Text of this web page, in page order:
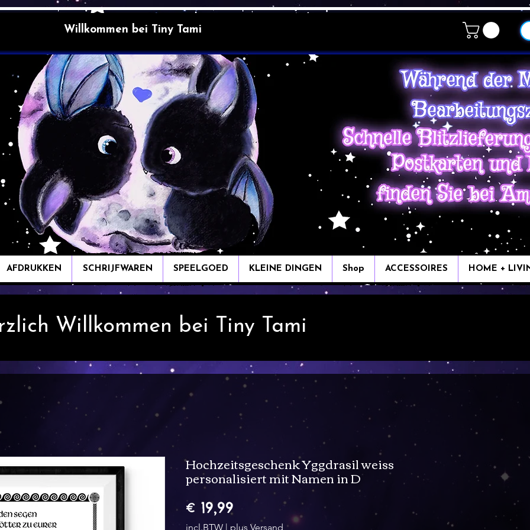
Willkommen bei Tiny Tami
AFDRUKKEN SCHRIJFWAREN SPEELGOED KLEINE DINGEN Shop ACCESSOIRES HOME +
Willkommen bei Tiny Tami
Hochzeitsgeschenk Yggdrasil weiss
personalisiert mit Namen in D
€ 19,99 Prijs
incl.BTW | plus Versand